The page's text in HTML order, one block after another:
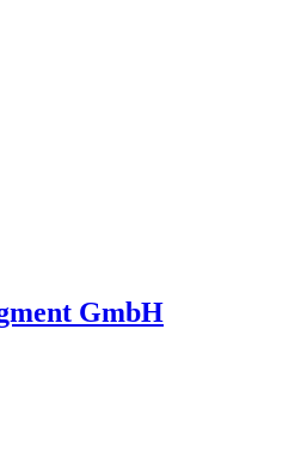
GmbH